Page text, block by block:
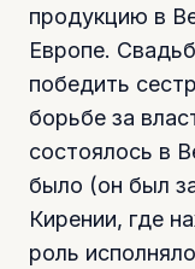
продукцию в
Европе.
победить
борьбе за
состоялось в
было (он был
Кирении, где
роль